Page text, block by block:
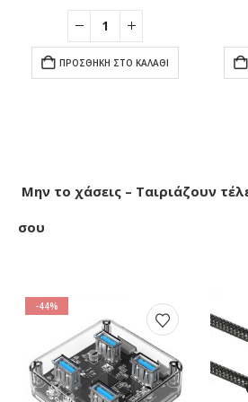
ΠΡΟΣΘΉΚΗ ΣΤΟ ΚΑΛΆΘΙ
Μην το χάσεις – Ταιριάζουν
σου
-44%